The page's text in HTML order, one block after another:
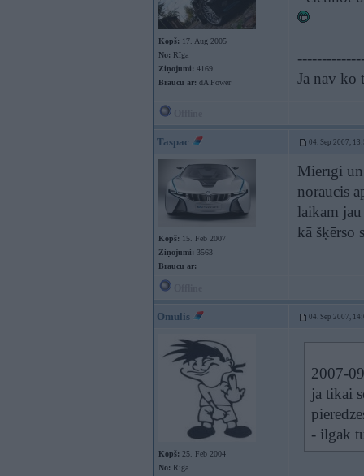
Kopš: 17. Aug 2005
No: Rīga
Ziņojumi: 4169
Braucu ar: dA Power
Ja nav ko
Taspac 04. Sep 2007,
Kopš: 15. Feb 2007
Ziņojumi: 3563
Braucu ar:
Mierīgi un
noraucis
laikam
kā šķērso
Omulis 04. Sep 2007,
Kopš: 25. Feb 2004
No: Rīga
2007-
ja tikai
- ilgak